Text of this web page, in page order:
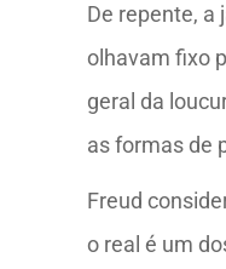
De repente, a
olhavam fixo
geral da
as formas de
Freud
o real é um